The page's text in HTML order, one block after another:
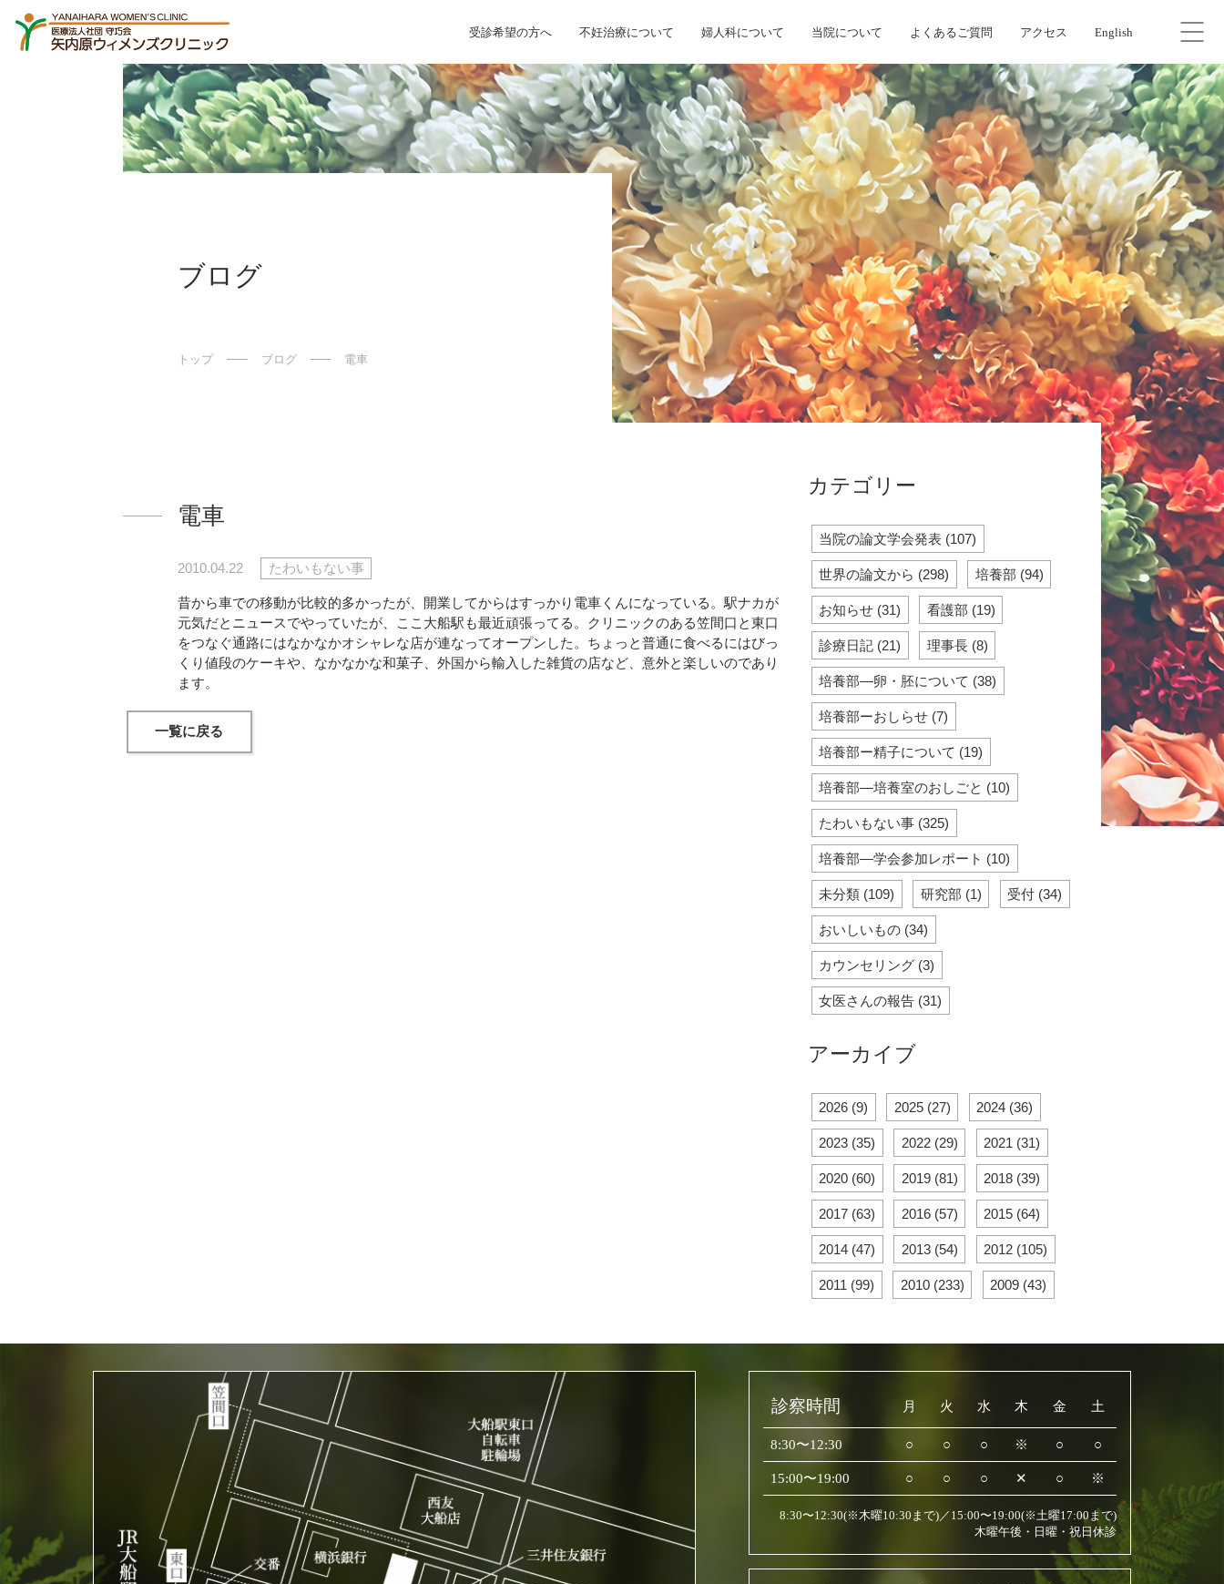
受診希望の方へ 不妊治療について 婦人科について 当院について よくあるご質問 アクセス English
ブログ
トップ ブログ 電車
電車
2010.04.22 たわいもない事
昔から車での移動が比較的多かったが、開業してからはすっかり電車くんになっている。駅ナカが
元気だとニュースでやっていたが、ここ大船駅も最近頑張ってる。クリニックのある笠間口と東口
をつなぐ通路にはなかなかオシャレな店が連なってオープンした。ちょっと普通に食べるにはびっ
くり値段のケーキや、なかなかな和菓子、外国から輸入した雑貨の店など、意外と楽しいのであり
ます。
一覧に戻る
カテゴリー
当院の論文学会発表 (107)
世界の論文から (298) 培養部 (94)
お知らせ (31) 看護部 (19)
診療日記 (21) 理事長 (8)
培養部―卵・胚について (38)
培養部ーおしらせ (7)
培養部ー精子について (19)
培養部―培養室のおしごと (10)
たわいもない事 (325)
培養部―学会参加レポート (10)
未分類 (109) 研究部 (1) 受付 (34)
おいしいもの (34)
カウンセリング (3)
女医さんの報告 (31)
アーカイブ
2026 (9) 2025 (27) 2024 (36)
2023 (35) 2022 (29) 2021 (31)
2020 (60) 2019 (81) 2018 (39)
2017 (63) 2016 (57) 2015 (64)
2014 (47) 2013 (54) 2012 (105)
2011 (99) 2010 (233) 2009 (43)
診察時間 月 火 水 木 金 土
8:30〜12:30 ○ ○ ○ ※ ○ ○
15:00〜19:00 ○ ○ ○ ✕ ○ ※
8:30〜12:30(※木曜10:30まで)／15:00〜19:00(※土曜17:00まで)
木曜午後・日曜・祝日休診